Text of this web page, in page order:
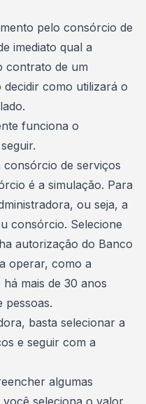
pelo consórcio de
imediato qual a
contrato de um
como utilizará o
funciona o
de serviços
é a simulação. Para
ou seja, a
consórcio. Selecione
autorização do Banco
operar, como a
mais de 30 anos
pessoas.
basta selecionar a
e seguir com a
algumas
seleciona o valor